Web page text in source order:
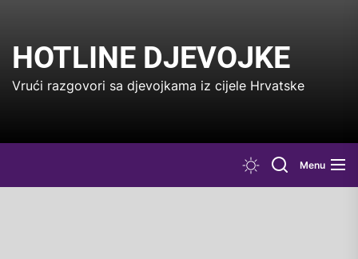
the
content
HOTLINE DJEVOJKE
Vrući razgovori sa djevojkama iz cijele Hrvatske
Menu